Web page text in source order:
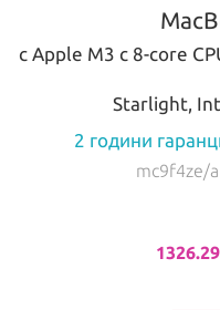
с Apple M3 с 8-core
Starlight,
2 години
mc9f4ze/a